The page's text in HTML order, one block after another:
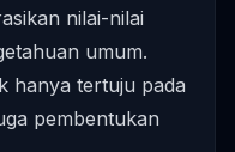
nilai-nilai
umum.
hanya tertuju pada
pembentukan